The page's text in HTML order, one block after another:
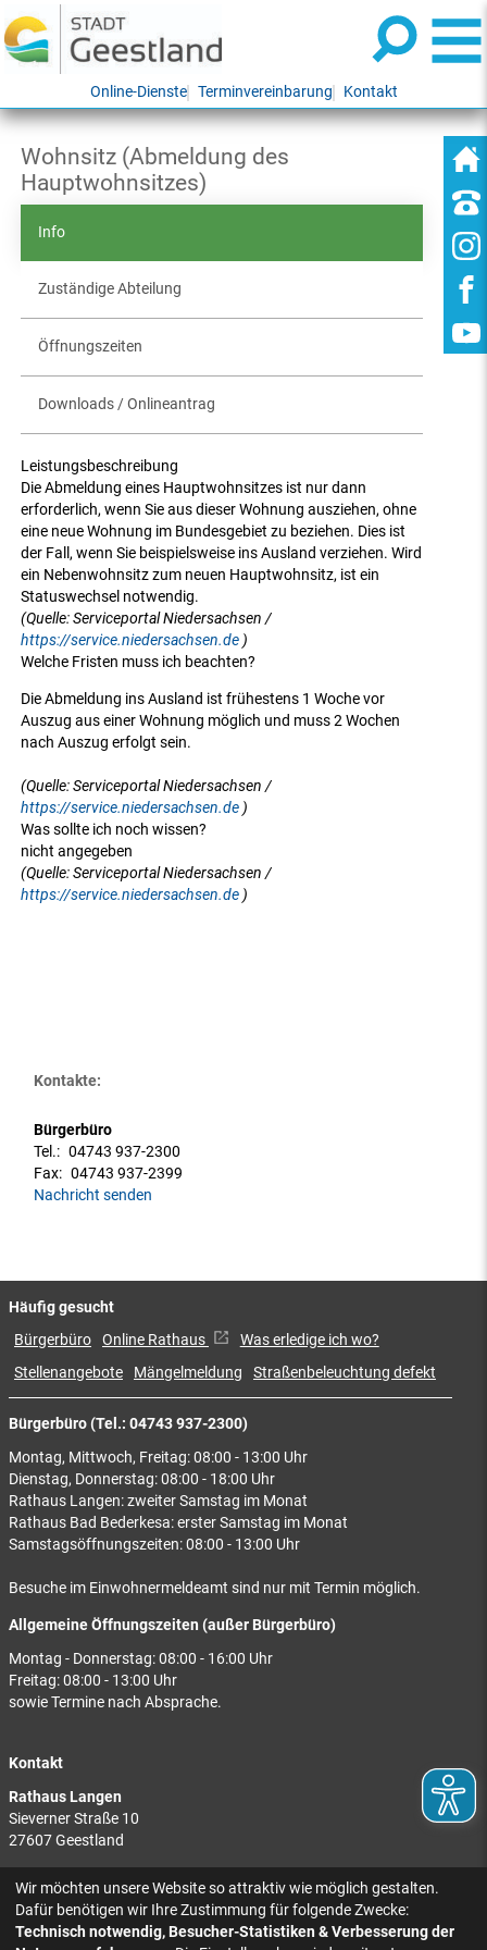
Online-Dienste Terminvereinbarung Kontakt
Wohnsitz (Abmeldung des
Hauptwohnsitzes)
Info
Zuständige Abteilung
Öffnungszeiten
Downloads / Onlineantrag
Leistungsbeschreibung
Die Abmeldung eines Hauptwohnsitzes ist nur dann
erforderlich, wenn Sie aus dieser Wohnung ausziehen, ohne
eine neue Wohnung im Bundesgebiet zu beziehen. Dies ist
der Fall, wenn Sie beispielsweise ins Ausland verziehen. Wird
ein Nebenwohnsitz zum neuen Hauptwohnsitz, ist ein
Statuswechsel notwendig.
(Quelle: Serviceportal Niedersachsen /
https://service.niedersachsen.de )
Welche Fristen muss ich beachten?
Die Abmeldung ins Ausland ist frühestens 1 Woche vor
Auszug aus einer Wohnung möglich und muss 2 Wochen
nach Auszug erfolgt sein.
(Quelle: Serviceportal Niedersachsen /
https://service.niedersachsen.de )
Was sollte ich noch wissen?
nicht angegeben
(Quelle: Serviceportal Niedersachsen /
https://service.niedersachsen.de )
Kontakte:
Bürgerbüro
Tel.: 04743 937-2300
Fax: 04743 937-2399
Nachricht senden
Bürgerbüro (Tel.: 04743 937-2300)
Montag, Mittwoch, Freitag: 08:00 - 13:00 Uhr
Dienstag, Donnerstag: 08:00 - 18:00 Uhr
Rathaus Langen: zweiter Samstag im Monat
Rathaus Bad Bederkesa: erster Samstag im Monat
Samstagsöffnungszeiten: 08:00 - 13:00 Uhr
Besuche im Einwohnermeldeamt sind nur mit Termin möglich.
Allgemeine Öffnungszeiten (außer Bürgerbüro)
Montag - Donnerstag: 08:00 - 16:00 Uhr
Freitag: 08:00 - 13:00 Uhr
sowie Termine nach Absprache.
Kontakt
Rathaus Langen
Sieverner Straße 10
27607 Geestland
Rathaus Bad Bederkesa
Am Markt 8
27624 Geestland
Häufig gesucht
Bürgerbüro Online Rathaus
Was erledige ich wo?
Stellenangebote
Mängelmeldung Straßenbeleuchtung defekt
Wir möchten unsere Website so attraktiv wie möglich gestalten.
Dafür benötigen wir Ihre Zustimmung für folgende Zwecke:
Technisch notwendig, Besucher-Statistiken & Verbesserung der